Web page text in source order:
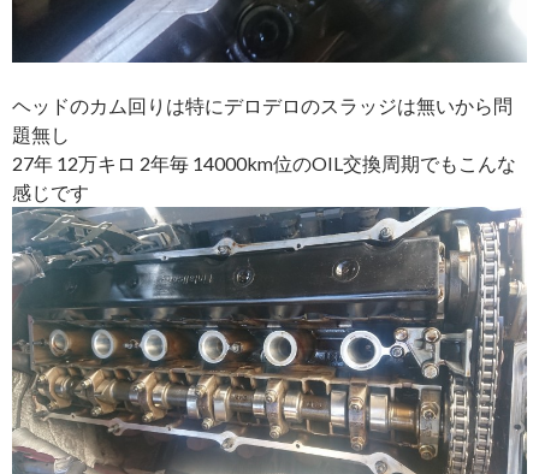
ヘッドのカム回りは特にデロデロのスラッジは無いから問
題無し
27年 12万キロ 2年毎 14000km位のOIL交換周期でもこんな
感じです